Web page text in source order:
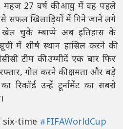
महज 27 वर्ष की आयु में वह पहले
सफल खिलाड़ियों में गिने जाने लगे
खेल चुके म्बाप्पे अब इतिहास के
में शीर्ष स्थान हासिल करने की
टीम की उम्मीदें एक बार फिर
गोल करने की क्षमता और बड़े
रिकॉर्ड उन्हें टूर्नामेंट का सबसे
six-time #FIFAWorldCup